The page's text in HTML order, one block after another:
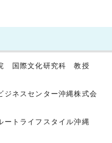
国際文化研究科 教授
ネスセンター沖縄株式会
トライフスタイル沖縄